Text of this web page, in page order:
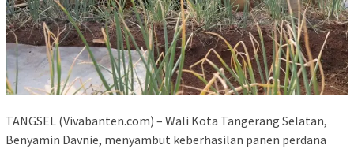
TANGSEL (Vivabanten.com) – Wali Kota Tangerang Selatan,
Benyamin Davnie, menyambut keberhasilan panen perdana